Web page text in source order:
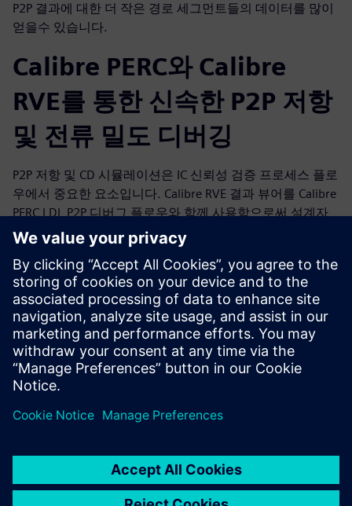
P2P 결과에 대한 더 작은 경로 세그먼트들의 데이터를 많이
얻을수 있습니다.
Calibre PERC와 Calibre
RVE를 통한 신속한 P2P 저항
및 전류 밀도 디버깅
P2P 저항 및 CD 시뮬레이션은 IC 신뢰성 검증 프로세스 플로
우에서 중요한 요소입니다. Calibre RVE 결과 뷰어를 Calibre
PERC LDL P2P 디버그 플로우와 함께 사용함으로써 설계자
는 Calibre PERC P2P 시뮬레이션 결과를 빠르고 효과적으로
디버깅할 수 있습니다. P2P 디버그 실행에서 제공하는 추가
디버깅 데이터를 Calibre RVE 강조 표시 및 디버그 기능과 함
께 사용하여 상호 연결에서 잠재적인 문제 영역을 빠르게 찾
을 수 있습니다. 상세한 경로 레이아웃 분석을 통해 설계자
는 IC 레이아웃에서 P2P violation을 더 빠르고 정확하게 식
별하고, 해결하고, 확인할 수 있습니다.
공유